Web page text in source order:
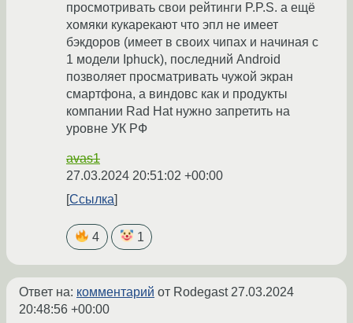
просмотривать свои рейтинги P.P.S. а ещё
хомяки кукарекают что эпл не имеет
бэкдоров (имеет в своих чипах и начиная с
1 модели Iphuck), последний Android
позволяет просматривать чужой экран
смартфона, а виндовс как и продукты
компании Rad Hat нужно запретить на
уровне УК РФ
avas1
27.03.2024 20:51:02 +00:00
Ссылка
4 1
Ответ на: комментарий от Rodegast 27.03.2024
20:48:56 +00:00